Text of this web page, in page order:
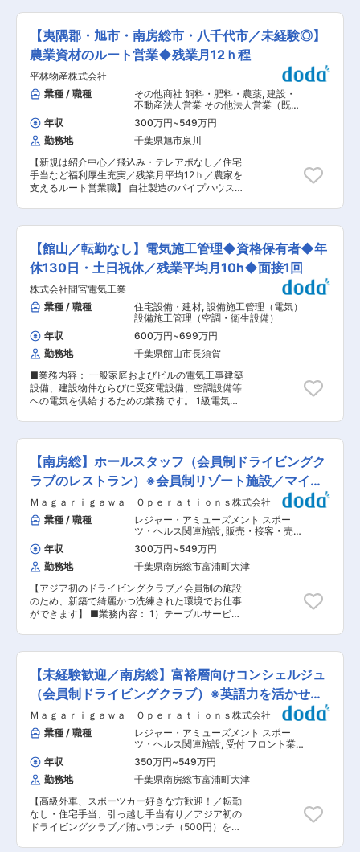
ンシェルジュとして業務を行っていただきます。
※“THE MAGARIGAWA CLUB”は会員のお客様が
所有する車を楽しく運転することが出来るプライ
ベートドライビングクラブです。施設内には、プ
ール・レストラン・テニスコート・温泉施設や宿
泊施設などを併設し、新しいカーライフを提供す
るリゾート施設となります。 変更の範囲：会社の
定める業務
工事 ・道路やトンネルの照明工事 ・建物の消防
設備の設置など ■当社について： 昭和22年の創
業以来、安心・安全の高品質な電気工事をお客様
へ提供し続けています。安房地域にて公共施設・
民間施設の建設や改修に伴う電気工事を行ってお
ります。 ■特徴： ◎ワークライフバランスの良さ
（年間休日130日、残業が少ない） ◎公共工事中
心の安定した事業基盤 ◎資格取得支援や経験を活
かせる環境 ◎田舎・館山でおおらかに働き、暮ら
したい！子どもをのびのびと育てたい！そんな方
に… 東京都23区からの移住または通勤の場合、千
葉県より補助金が出ます。 …千葉県事業・規約に
基づき 【複身１００万円】【単身６０万円】
（東京都23区からの移住等、要件あり）
【夷隅郡・旭市・南房総市・八千代市／未経験◎】
農業資材のルート営業◆残業月12ｈ程
平林物産株式会社
業種 / 職種
その他商社 飼料・肥料・農薬, 建設・
不動産法人営業 その他法人営業（既
存・ルートセールス中心）
年収 300万円~549万円
勤務地
千葉県旭市泉川
【新規は紹介中心／飛込み・テレアポなし／住宅
手当など福利厚生充実／残業月平均12ｈ／農家を
支えるルート営業職】 自社製造のパイプハウスを
ご担当いただきます。 ■業務概要：営業（本社／
旭市／南房総市／八千代市） 当社の営業の体制強
化を目的とし、新たな担当者を採用します。 〈業
務詳細〉 パイプハウスや鉄骨ハウス等の農材、お
よび栽培に関する資材や設備等の生産関連資材、
種苗、包材のルートセールスを担当していただき
ます。 既存顧客への営業活動が業務全体の7割ほ
どを占めます。新規営業は既存顧客からの紹介を
中心にアプローチしますので、テレアポや飛び込
みによる新規開拓はありません。 各事業所が担当
するエリアにもよりますが、月1，2回程度、出張
が発生する可能性があります。 ■組織構成： 本
社：営業12名（平均年齢は43歳） 旭事業所：営
業3名（平均年齢は36歳） 館山事業所：営業3名
（平均年齢は46歳） 八千代事業所：営業5名（平
均年齢は48歳） ■勤務地について： 勤務希望地
属場所の相談をさせていただくこともございます
ので、予めご了承ください。 ■入社後について：
入社後はOJT期間を設け、先輩社員のもとで営業
に同行しながら、仕事の流れを覚えていただきま
す。 ■働き方： ・時間外労働：月平均12時間 ・
年間休日：107日 ・週休：土日祝休み ※第1・3土
曜日は出勤です。 ・テレワーク：居住地が遠方の
場合、リモート勤務の実施について相談が可能で
す。
【館山／転勤なし】電気施工管理◆資格保有者◆年
休130日・土日祝休／残業平均月10h◆面接1回
株式会社間宮電気工業
業種 / 職種
住宅設備・建材, 設備施工管理（電気）
設備施工管理（空調・衛生設備）
年収
600万円~699万円
勤務地
千葉県館山市長須賀
■業務内容： 一般家庭およびビルの電気工事建築
設備、建設物件ならびに受変電設備、空調設備等
への電気を供給するための業務です。 1級電気工
をメインに、施設や一般住宅の電気工事 ・空調設
備に電気を供給する工事 ・道路やトンネルの照明
工事 ・建物の消防設備の設置など ■当社につい
て： 昭和22年の創業以来、安心・安全の高品質
な電気工事をお客様へ提供し続けています。安房
地域にて公共施設・民間施設の建設や改修に伴う
電気工事を行っております。 ■特徴： ◎ワークラ
イフバランスの良さ（年間休日130日、残業が少
ない） ◎公共工事中心の安定した事業基盤 ◎資格
取得支援や経験を活かせる環境 ◎田舎・館山でお
おらかに働き、暮らしたい！子どもをのびのびと
育てたい！そんな方に… 東京都23区からの移住ま
たは通勤の場合、千葉県より補助金が出ます。 …
千葉県事業・規約に基づき 【複身１００万円】
【単身６０万円】 （東京都23区からの移住等、
要件あり）
【南房総】ホールスタッフ（会員制ドライビングク
ラブのレストラン）※会員制リゾート施設／マイカ
ー通勤可
Ｍａｇａｒｉｇａｗａ Ｏｐｅｒａｔｉｏｎｓ株式会社
業種 / 職種
レジャー・アミューズメント スポー
ツ・ヘルス関連施設, 販売・接客・売り
場担当 ホールスタッフ・フロアスタッ
フ・調理スタッフ（飲食）
年収 300万円~549万円
勤務地
千葉県南房総市富浦町大津
【アジア初のドライビングクラブ／会員制の施設
のため、新築で綺麗かつ洗練された環境でお仕事
ができます】 ■業務内容： 1）テーブルサービス
アリング）：ソムリエと連携したワインや地酒な
どの提案 3）ゲストリレーション：お客様の記念
日や嗜好に合わせたパーソナルな対応 4）空間演
出：開店前のセッティングから、カトラリーの磨
き上げ、雰囲気作りまで ■魅力点 ・日本初、世
界でも知名度が上がってきている施設におけるメ
ンバーとして活躍できます。 ・会員制の施設のた
め、新築で綺麗かつ洗練された環境でお仕事がで
きます。 ・アジア初のドライビングクラブのた
め、海外のお客様も多く来場しますので、グロー
バルな環境下での経験が積めます。
■Magarigawa のサービス 2023年夏に開業し、
グローバルに知名度が上がりつつある会員制ドラ
イビングクラブ“THE MAGARIGAWA CLUB”にあ
るレストランの調理スタッフとして業務を行って
いただきます。 ホテルやバーラウンジを併設して
【未経験歓迎／南房総】富裕層向けコンシェルジュ
（会員制ドライビングクラブ）※英語力を活かせ
る！
Ｍａｇａｒｉｇａｗａ Ｏｐｅｒａｔｉｏｎｓ株式会社
業種 / 職種
レジャー・アミューズメント スポー
ツ・ヘルス関連施設, 受付 フロント業
務・予約受付
年収 350万円~549万円
勤務地
千葉県南房総市富浦町大津
【高級外車、スポーツカー好きな方歓迎！／転勤
なし・住宅手当、引っ越し手当有り／アジア初の
ドライビングクラブ／賄いランチ（500円）をご